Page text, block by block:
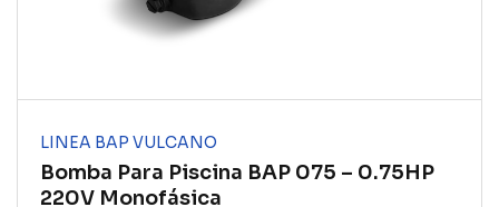
LINEA BAP VULCANO
Bomba Para Piscina BAP 075 – 0.75HP
220V Monofásica